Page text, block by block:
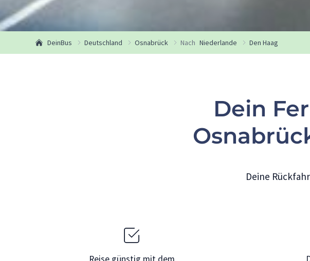
DeinBus Deutschland Osnabrück Nach Niederlande Den Haag
Dein
Deine